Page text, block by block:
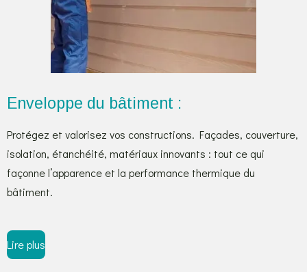
Enveloppe du bâtiment :
Protégez et valorisez vos constructions. Façades, couverture,
isolation, étanchéité, matériaux innovants : tout ce qui
façonne l’apparence et la performance thermique du
bâtiment.
Lire plus